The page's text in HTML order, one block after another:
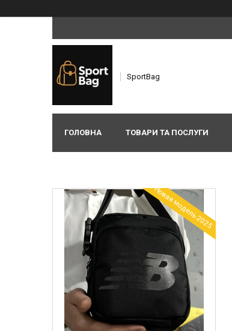
SportBag
ГОЛОВНА ТОВАРИ ТА ПОСЛУГИ
🆕 Новая модель 2025